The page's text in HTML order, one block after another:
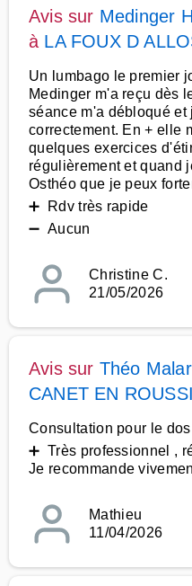
Avis sur Medinger
à LA FOUX D
Un lumbago le premier
Medinger m'a reçu dès
séance m'a débloqué
correctement. En + elle
quelques exercices
régulièrement et quand
Osthéo que je peux
➕ Rdv très rapide
➖ Aucun
Christine C.
21/05/2026
Avis sur Théo
CANET EN
Consultation pour le
➕ Très professionnel ,
Je recommande
Mathieu
11/04/2026